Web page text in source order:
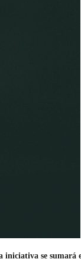
iniciativa se